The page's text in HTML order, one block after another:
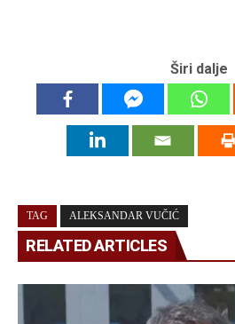
Širi dalje
TAG ALEKSANDAR VUČIĆ
RELATED ARTICLES